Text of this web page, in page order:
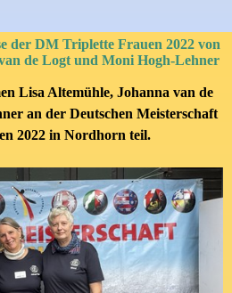
der DM Triplette Frauen 2022 von
de Logt und Moni Hogh-Lehner
Lisa Altemühle,Johanna van de
an der Deutschen Meisterschaft
2022 in Nordhorn teil.